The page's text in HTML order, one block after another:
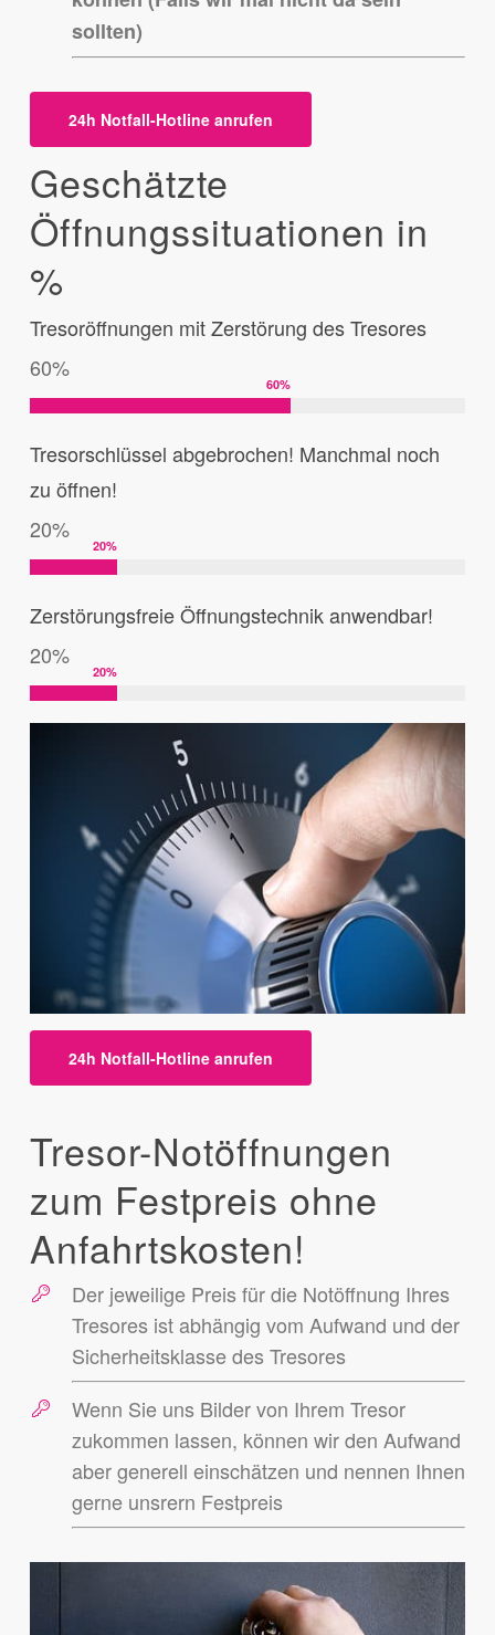
sollten)
24h Notfall-Hotline anrufen
Geschätzte
Öffnungssituationen in
%
Tresoröffnungen mit Zerstörung des Tresores
60%
60%
Tresorschlüssel abgebrochen! Manchmal noch
zu öffnen!
20%
20%
Zerstörungsfreie Öffnungstechnik anwendbar!
20%
20%
24h Notfall-Hotline anrufen
Tresor-Notöffnungen
zum Festpreis ohne
Anfahrtskosten!
Der jeweilige Preis für die Notöffnung Ihres
Tresores ist abhängig vom Aufwand und der
Sicherheitsklasse des Tresores
Wenn Sie uns Bilder von Ihrem Tresor
zukommen lassen, können wir den Aufwand
aber generell einschätzen und nennen Ihnen
gerne unsrern Festpreis